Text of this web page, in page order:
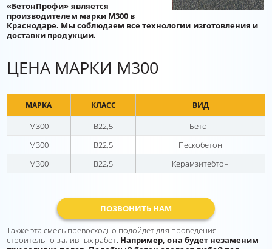
«БетонПрофи» является
производителем марки М300 в
Краснодаре. Мы соблюдаем все технологии изготовления и
доставки продукции.
ЦЕНА МАРКИ М300
МАРКА КЛАСС ВИД
М300 В22,5
Бетон
М300
В22,5
Пескобетон
М300
В22,5 Керамзитебтон
ПОЗВОНИТЬ НАМ
Также эта смесь превосходно подойдет для проведения
строительно-заливных работ. Например, она будет незаменим